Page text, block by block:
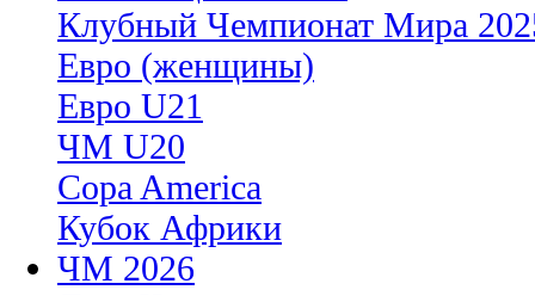
Клубный Чемпионат Мира
Евро (женщины)
Евро U21
ЧМ U20
Copa America
Кубок Африки
ЧМ 2026